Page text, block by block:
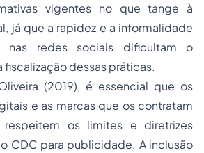
vigentes no que tange à
já que a rapidez e a informalidade
nas redes sociais dificultam o
fiscalização dessas práticas.
(2019), é essencial que os
e as marcas que os contratam
os limites e diretrizes
CDC para publicidade. A inclusão